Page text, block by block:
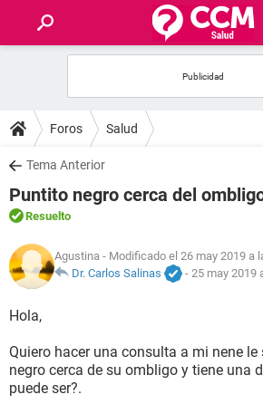
FOROS
SALUD
FAMILIA
NUTRICIÓN
SEXUALIDAD
GLOSARIO
Foros Salud
Tema Anterior
Puntito negro cerca del
Resuelto
Agustina - Modificado el 26 may 2019 a
Dr. Carlos Salinas
- 25 may 2019
Hola,
Quiero hacer una consulta a mi nene
negro cerca de su ombligo y tiene una
puede ser?.